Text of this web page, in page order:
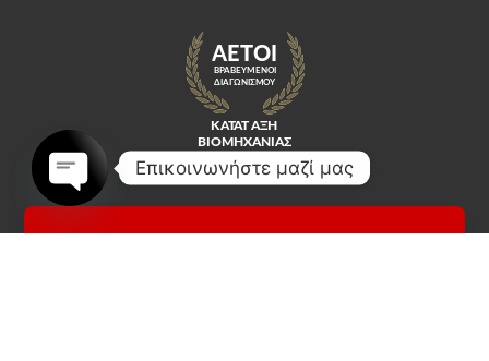
Επικοινωνήστε μαζί μας
chaty